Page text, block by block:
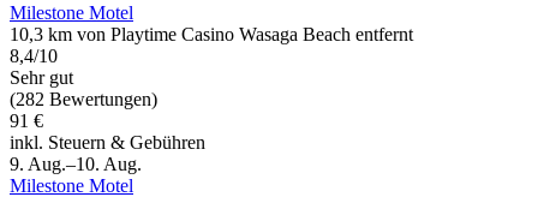
Milestone Motel
10,3 km von Playtime Casino Wasaga Beach entfernt
8,4/10
Sehr gut
(282 Bewertungen)
91 €
inkl. Steuern & Gebühren
9. Aug.–10. Aug.
Milestone Motel